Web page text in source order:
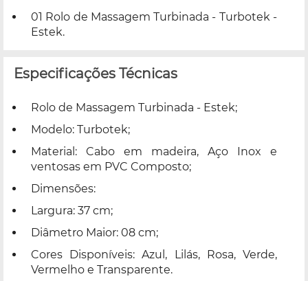
01 Rolo de Massagem Turbinada - Turbotek -
Estek.
Especificações Técnicas
Rolo de Massagem Turbinada - Estek;
Modelo: Turbotek;
Material: Cabo em madeira, Aço Inox e
ventosas em PVC Composto;
Dimensões:
Largura: 37 cm;
Diâmetro Maior: 08 cm;
Cores Disponíveis: Azul, Lilás, Rosa, Verde,
Vermelho e Transparente.